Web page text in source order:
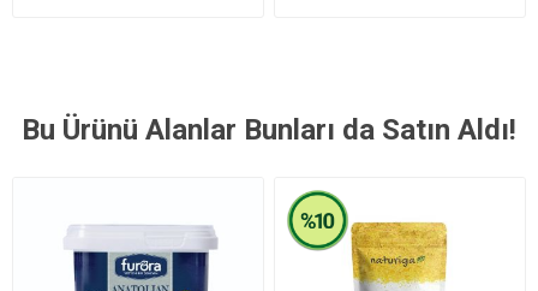
Bu Ürünü Alanlar Bunları da Satın Aldı!